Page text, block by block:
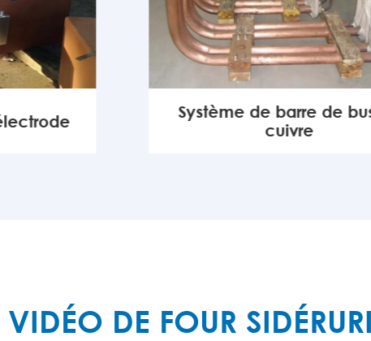
Système de barre de
cuivre
VIDÉO DE FOUR